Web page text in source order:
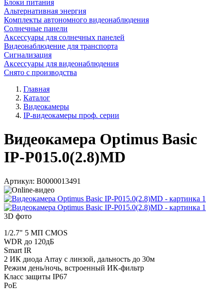
Блоки питания
Альтернативная энергия
Комплекты автономного видеонаблюдения
Солнечные панели
Аксессуары для солнечных панелей
Видеонаблюдение для транспорта
Сигнализация
Аксессуары для видеонаблюдения
Снято с производства
Главная
Каталог
Видеокамеры
IP-видеокамеры проф. серии
Видеокамера Optimus Basic
IP-P015.0(2.8)MD
Артикул: В0000013491
3D фото
1/2.7" 5 МП CMOS
WDR до 120дБ
Smart IR
2 ИК диода Array с линзой, дальность до 30м
Режим день/ночь, встроенный ИК-фильтр
Класс защиты IР67
PoE